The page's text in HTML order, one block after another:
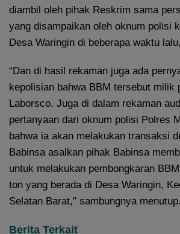
diambil oleh pihak Reskrim sama
yang disampaikan oleh oknum polisi
Desa Waringin di beberapa waktu
“Dan di hasil rekaman juga ada
kepolisian bahwa BBM tersebut milik
Laborsco. Juga di dalam rekaman
pertanyaan dari oknum polisi Polres
bahwa ia akan melakukan transaksi
Babinsa asalkan pihak Babinsa
untuk melakukan pembongkaran
ton yang berada di Desa Waringin,
Selatan Barat,” sambungnya menutup.
Berita Terkait